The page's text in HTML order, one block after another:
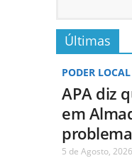
Últimas
PODER LOCAL
APA diz
em
5 de Agosto, 2026